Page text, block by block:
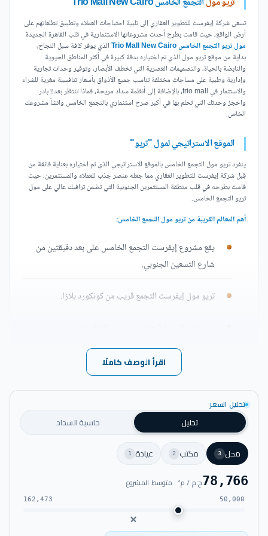
تسعى شركة إيفرست للتطوير العقاري إلى تلبية احتياجات العملاء وتطبيق تطلعاتهم على
أرض الواقع، حيث قامت بطرح أحدث مشروعاتها الاستثمارية في قلب القاهرة الجديدة
مول تريو التجمع الخامس Trio Mall New Cairo
الذي يوفر كافة سبل النجاح،
بداية من موقع تريو مول الذي تم اختياره بدقة كبيرة في أكثر المناطق الحيوية
والنابضة بالحياة، والتصميمات العصرية التي تخطف الأبصار، وتوفير وحدات تجارية
وإدارية وطبية على مساحات مختلفة تناسب جميع الأذواق بأسعار تنافسية مغرية للشراء
والاستثمار في trio mall، بالإضافة إلى أنظمة سداد مريحة، فماذا تنتظر بعد!! بادر
واحجز وحدتك التي تحلم بها في أكبر صرح استثماري بالتجمع الخامس وانشأ مشروعك
الخاص.
الموقع الاستراتيجي لمول "تريو"
ينفرد تريو مول التجمع الخامس بالموقع الاستراتيجي الذي تم اختياره بعناية فائقة من
قِبل شركة إيفرست للتطوير العقاري مما جعله عنصر جذب للعملاء والمستثمرين، حيث
قامت بطرحه في قلب منطقة المستثمرين الجنوبية التي تضمن ترافيك عالي على مول
تريو التجمع الخامس.
أهم المعالم القريبة من تريو مول التجمع الخامس:
يقع مشروع إيفرست التجمع الخامس على بعد دقيقتين من
شارع التسعين الجنوبي.
تريو مول إيفرست التجمع قريب من كونكورد بلازا.
النزهة الولي.
يسهل الوصول إلى مول تريو القاهرة الجديدة عبر الطريق
الدائري.
يمكن الوصول من مول تريو التجمع إلى مطار القاهرة في
غضون دقائق.
يفصل مول تريو التجمع الخامس عن الجامعة الأمريكية
خطوات.
يجاور مول تريو القاهرة الجديدة مشروع بوتيك فيلدج، وزيد
اقرأ الوصف كاملًا
تحليل السعر
تحليل حاسبة السداد
محل 3 مكتب 2 عيادة 1
78,766ج.م / م² · متوسط المشروع
50,000
162,473